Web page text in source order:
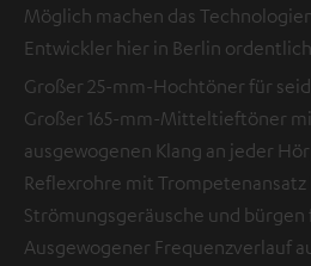
Möglich machen das
Entwickler hier in Berlin
Großer 25-mm-Hochtöner für
Großer 165-mm-Mitteltieftöner
ausgewogenen Klang an jeder
Reflexrohre mit
Strömungsgeräusche und bürgen
Ausgewogener Frequenzverlauf